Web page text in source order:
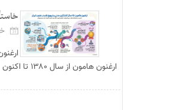
ارغنون هامون از سال ۱۳۸۰ تا اکنون گروه مطبوعاتی-انتشاراتی-مطالعاتی ارغنون ه...